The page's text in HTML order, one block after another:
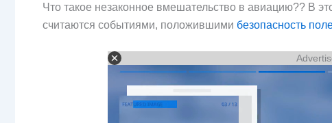
Что такое незаконное вмешательство в авиацию?? В
считаются событиями, положившими безопасность